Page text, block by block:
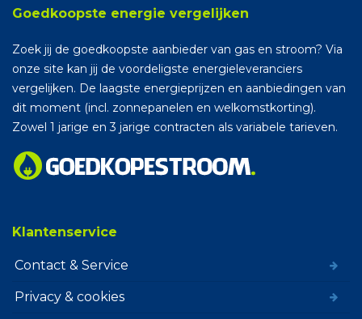
Goedkoopste energie vergelijken
Zoek jij de goedkoopste aanbieder van gas en stroom? Via
onze site kan jij de voordeligste energieleveranciers
vergelijken. De laagste energieprijzen en aanbiedingen van
dit moment (incl. zonnepanelen en welkomstkorting).
Zowel 1 jarige en 3 jarige contracten als variabele tarieven.
Klantenservice
Contact & Service
Privacy & cookies